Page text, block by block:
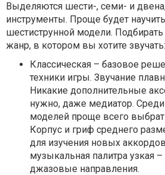
Выделяются шести-, семи- и
инструменты. Проще будет
шестиструнной модели. Подбирать
жанр, в котором вы хотите звучать:
Классическая – базовое
техники игры. Звучание
Никакие дополнительные
нужно, даже медиатор. Среди
моделей проще всего
Корпус и гриф среднего
для изучения новых
музыкальная палитра узкая
джазовые направления.